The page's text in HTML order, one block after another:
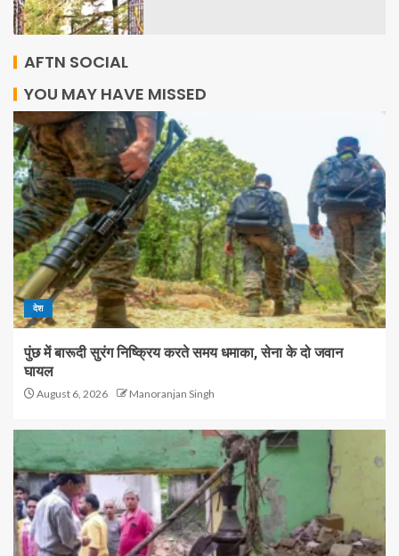
AFTN SOCIAL
YOU MAY HAVE MISSED
देश
पुंछ में बारूदी सुरंग निष्क्रिय करते समय धमाका, सेना के दो जवान
घायल
August 6, 2026 Manoranjan Singh